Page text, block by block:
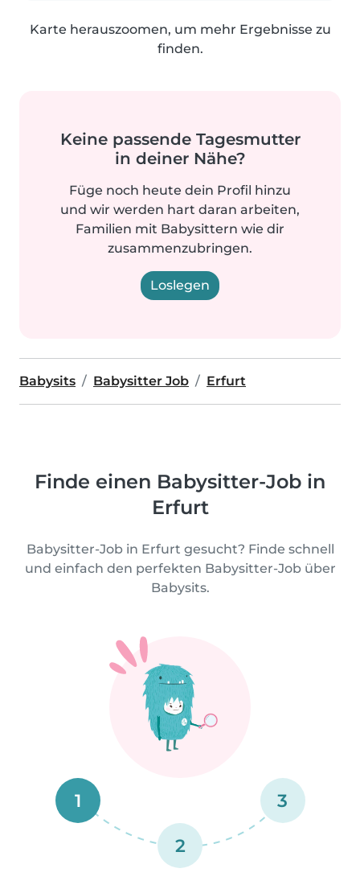
Karte herauszoomen, um mehr Ergebnisse zu
finden.
Keine passende Tagesmutter
in deiner Nähe?
Füge noch heute dein Profil hinzu
und wir werden hart daran arbeiten,
Familien mit Babysittern wie dir
zusammenzubringen.
Loslegen
Babysits Babysitter Job Erfurt
Finde einen Babysitter-Job in
Erfurt
Babysitter-Job in Erfurt gesucht? Finde schnell
und einfach den perfekten Babysitter-Job über
Babysits.
1
2
3